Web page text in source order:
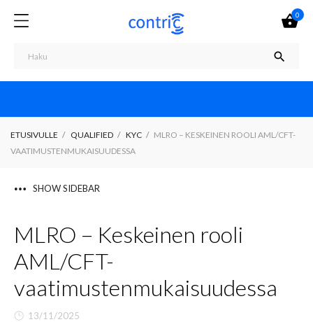

0

ETUSIVULLE QUALIFIED KYC
MLRO – KESKEINEN ROOLI AML/CFT-
VAATIMUSTENMUKAISUUDESSA
SHOW SIDEBAR
MLRO – Keskeinen rooli
AML/CFT-
vaatimustenmukaisuudessa
13/11/2025